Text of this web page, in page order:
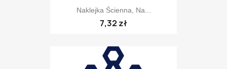
Naklejka Ścienna, Na...
7,32 zł